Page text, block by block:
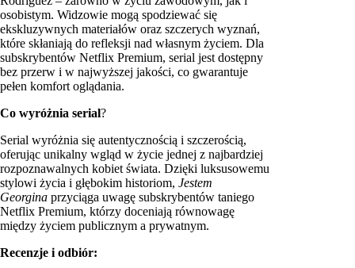
osobistym. Widzowie mogą spodziewać się
ekskluzywnych materiałów oraz szczerych wyznań,
które skłaniają do refleksji nad własnym życiem. Dla
subskrybentów Netflix Premium, serial jest dostępny
bez przerw i w najwyższej jakości, co gwarantuje
pełen komfort oglądania.
Co wyróżnia serial?
Serial wyróżnia się autentycznością i szczerością,
oferując unikalny wgląd w życie jednej z najbardziej
rozpoznawalnych kobiet świata. Dzięki luksusowemu
stylowi życia i głębokim historiom, Jestem
Georgina przyciąga uwagę subskrybentów taniego
Netflix Premium, którzy doceniają równowagę
między życiem publicznym a prywatnym.
Recenzje i odbiór: